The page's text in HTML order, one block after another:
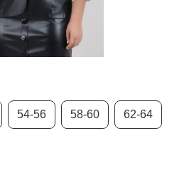
54-56 58-60 62-64